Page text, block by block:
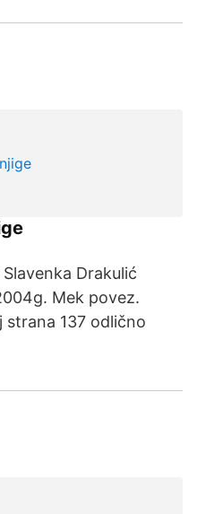
Drakulić
Mek povez.
strana 137 odlično